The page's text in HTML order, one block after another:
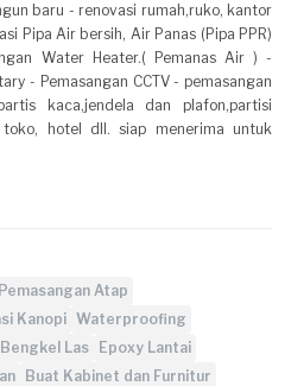
baru - renovasi rumah,ruko, kantor
Pipa Air bersih, Air Panas (Pipa PPR)
Water Heater.( Pemanas Air ) -
- Pemasangan CCTV - pemasangan
kaca,jendela dan plafon,partisi
hotel dll. siap menerima untuk
Pemasangan Atap
Kanopi Waterproofing
Bengkel Las
Epoxy Lantai
Buat Kabinet dan Furnitur